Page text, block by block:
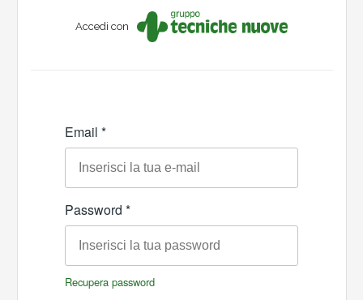
Accedi con